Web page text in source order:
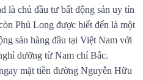
là chủ đầu tư bất động sản uy tín
Phú Long được biết đến là một
sản hàng đầu tại Việt Nam với
dưỡng từ Nam chí Bắc.
mặt tiền đường Nguyễn Hữu